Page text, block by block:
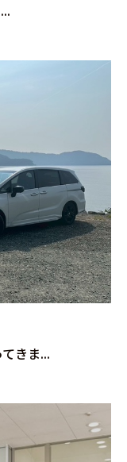
きま...